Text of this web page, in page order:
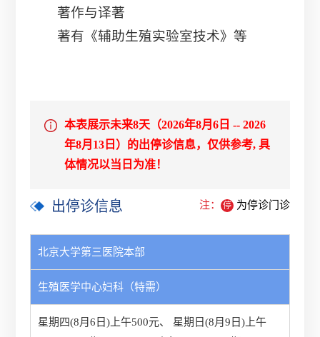
著作与译著
著有《辅助生殖实验室技术》等
本表展示未来8天（2026年8月6日 -- 2026
年8月13日）的出停诊信息，仅供参考, 具
体情况以当日为准！
出停诊信息 注： 停 为停诊门诊
北京大学第三医院本部
生殖医学中心妇科（特需）
星期四(8月6日)上午500元、
星期日(8月9日)上午